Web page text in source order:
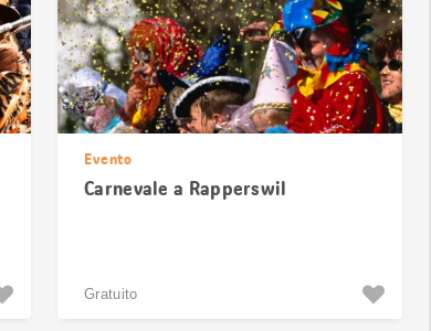
Evento
Carnevale a Rapperswil
Gratuito